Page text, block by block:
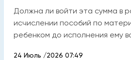
Должна ли войти эта сумма в
исчислении пособий по
ребенком до исполнения ему
24 Июль /2026 07:49